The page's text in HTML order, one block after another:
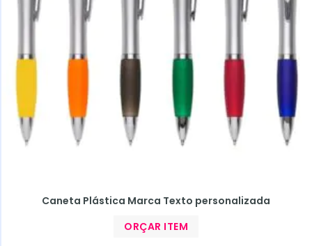
Caneta Plástica Marca Texto personalizada
ORÇAR ITEM